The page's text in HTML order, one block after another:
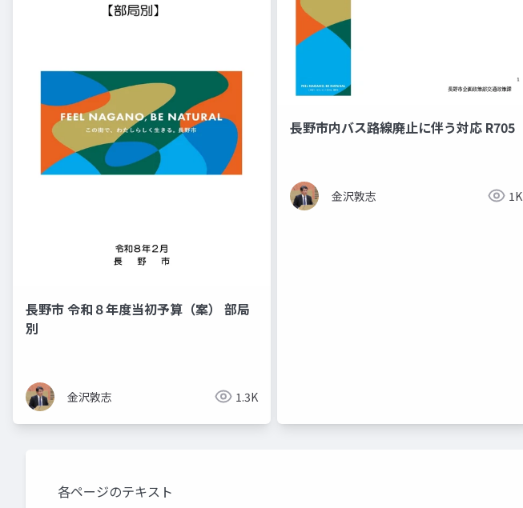
長野市 令和８年度当初予算（案） 部局
別
金沢敦志 1.3K
長野市内バス路線廃止に伴う対応 R705
金沢敦志 1K
各ページのテキスト